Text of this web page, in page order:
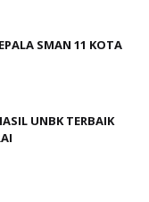
SMAN 11 KOTA
UNBK TERBAIK